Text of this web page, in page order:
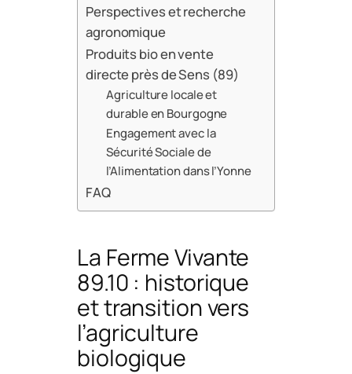
Perspectives et recherche
agronomique
Produits bio en vente
directe près de Sens (89)
Agriculture locale et
durable en Bourgogne
Engagement avec la
Sécurité Sociale de
l’Alimentation dans l’Yonne
FAQ
La Ferme Vivante
89.10 : historique
et transition vers
l’agriculture
biologique